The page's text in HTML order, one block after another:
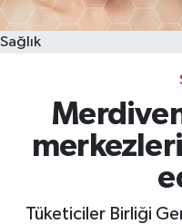
Sağlık
Tüketiciler Birliği